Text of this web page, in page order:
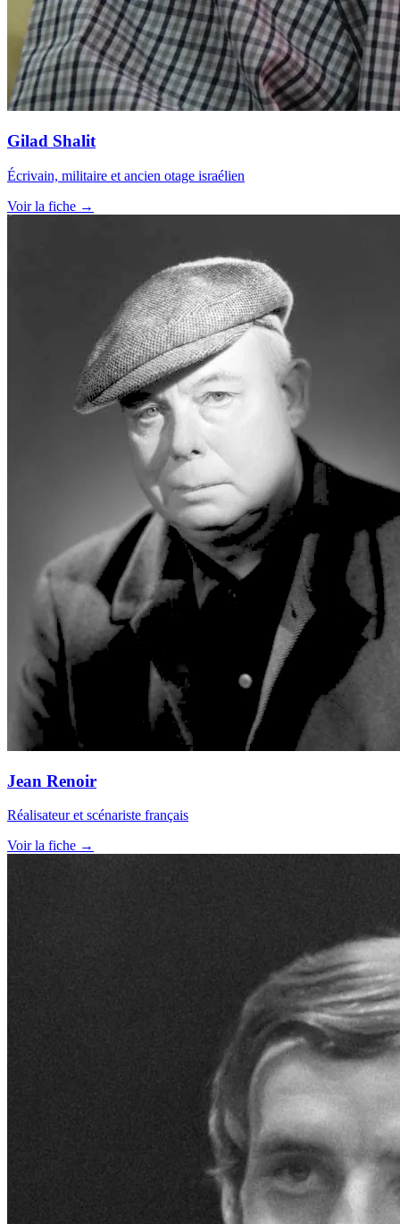
Gilad Shalit
Écrivain, militaire et ancien otage israélien
Voir la fiche →
Jean Renoir
Réalisateur et scénariste français
Voir la fiche →